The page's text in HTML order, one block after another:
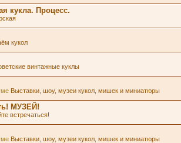
кукла. Процесс.
кукол
винтажные куклы
Выставки, шоу, музеи кукол, мишек и миниатюры
МУЗЕЙ!
встречаться!
Выставки, шоу, музеи кукол, мишек и миниатюры